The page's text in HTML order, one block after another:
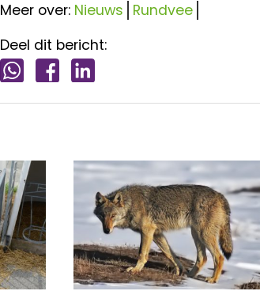
Meer over: Nieuws Rundvee
Deel dit bericht: